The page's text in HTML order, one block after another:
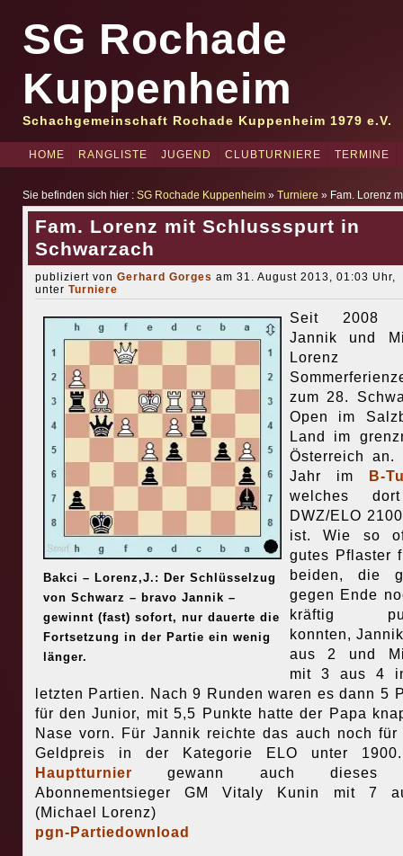
SG Rochade
Kuppenheim
Schachgemeinschaft Rochade Kuppenheim 1979 e.V.
HOME RANGLISTE JUGEND CLUBTURNIERE TERMINE
Sie befinden sich hier : SG Rochade Kuppenheim» Turniere » Fam. Lorenz
Fam. Lorenz mit Schlussspurt in
Schwarzach
publiziert von Gerhard Gorges am 31. August 2013, 01:03 Uhr,
unter Turniere
Bakci – Lorenz,J.: Der Schlüsselzug
von Schwarz – bravo Jannik –
gewinnt (fast) sofort, nur dauerte die
Fortsetzung in der Partie ein wenig
länger.
Seit 2008
Jannik und
Lorenz
zum 28.
Open im
Land im
Österreich an.
Jahr im
B-
welches
DWZ/ELO
ist. Wie so
gutes Pflaster
beiden, die
gegen Ende
kräftig
konnten,
aus 2 und
mit 3 aus 4
letzten Partien. Nach 9 Runden waren es dann 5
für den Junior, mit 5,5 Punkte hatte der Papa
Nase vorn. Für Jannik reichte das auch noch für
Geldpreis in der Kategorie ELO unter
Hauptturnier gewann auch dieses
Abonnementsieger GM Vitaly Kunin mit 7
(Michael Lorenz)
pgn-Partiedownload